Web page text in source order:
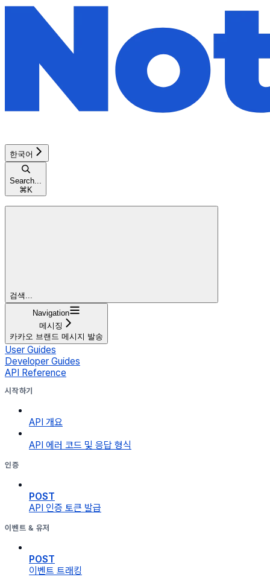
한국어
Search...
⌘ K
검색...
Navigation
메시징
카카오 브랜드 메시지 발송
User Guides
Developer Guides
API Reference
시작하기
API 개요
API 에러 코드 및 응답 형식
인증
POST
API 인증 토큰 발급
이벤트 & 유저
POST
이벤트 트래킹